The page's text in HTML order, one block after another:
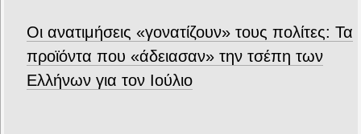
Οι ανατιμήσεις «γονατίζουν» τους πολίτες: Τα
προϊόντα που «άδειασαν» την τσέπη των
Ελλήνων για τον Ιούλιο